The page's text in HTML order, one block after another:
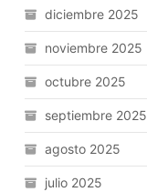
diciembre 2025
noviembre 2025
octubre 2025
septiembre 2025
agosto 2025
julio 2025